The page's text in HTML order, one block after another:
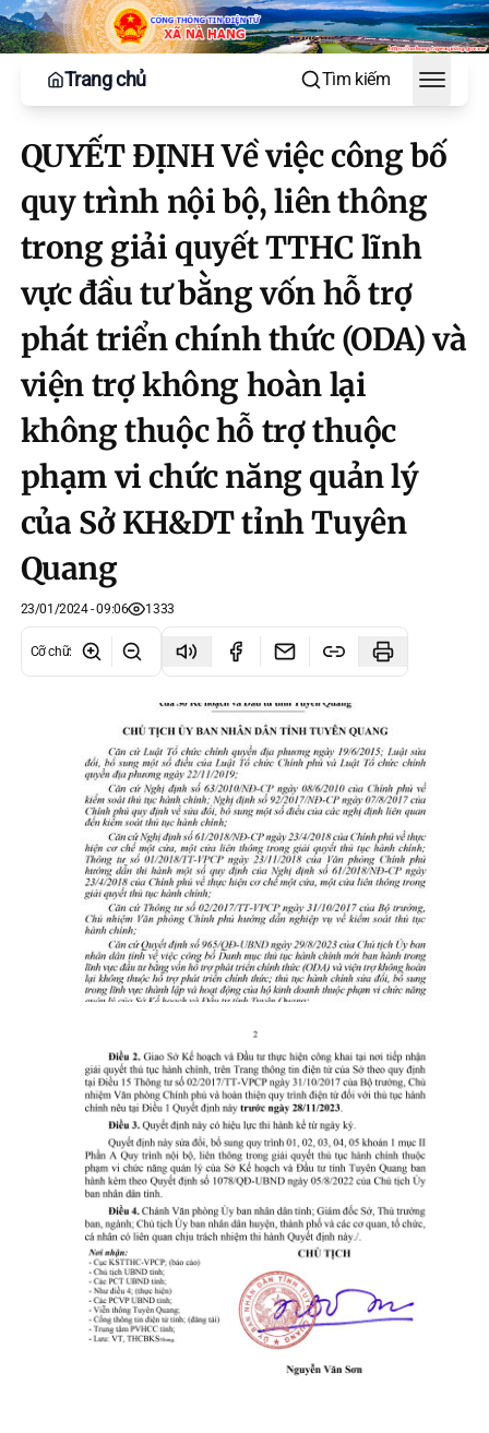
Trang chủ Tìm kiếm
Toggle
QUYẾT ĐỊNH Về việc công bố
quy trình nội bộ, liên thông
trong giải quyết TTHC lĩnh
vực đầu tư bằng vốn hỗ trợ
phát triển chính thức (ODA) và
viện trợ không hoàn lại
không thuộc hỗ trợ thuộc
phạm vi chức năng quản lý
của Sở KH&DT tỉnh Tuyên
Quang
23/01/2024 - 09:06 1333
Cỡ chữ: